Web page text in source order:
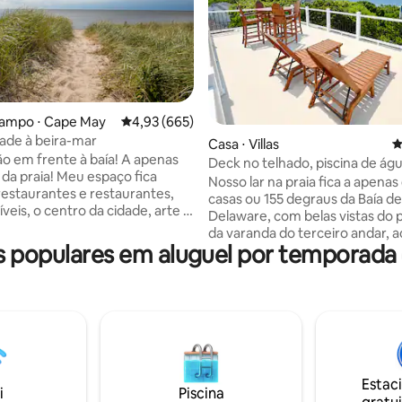
de 5, 297 avaliações
⋅ Cape May 4,93 de uma avaliação média de 5, 665
4,93 (665)
à beira-mar
frente à baía! A apenas
espaço fica
e restaurantes,
o centro da cidade, arte e
causa do acesso à beira-mar
Meu espaço é bom para
especial para estadias mais
mais curtas pode ser discutida
da reserva. Por favor, leia
antes de fazer uma
Casa ⋅ Villas
Deck no telhado, piscina de
banheira de hidromassagem e
a água!
Nosso lar na praia fica a apenas
casas ou 155 degraus da Baía de
Delaware, com belas vistas do
da varanda do terceiro andar,
suíte principal. Estamos a apenas duas
casas da praia (não são
também temos muitos
locais a uma curta distância de
de bicicleta! A piscina é aquecida a 82 e
permanecerá aberta até 31/
populares em aluguel por temporada
Piscina